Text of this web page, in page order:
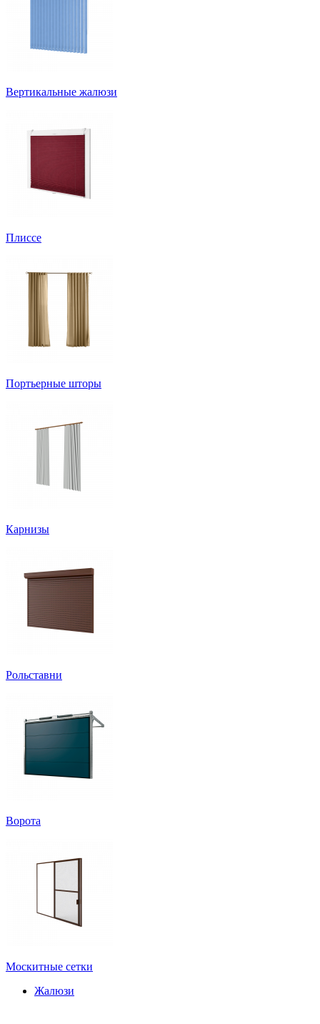
Вертикальные жалюзи
Плиссе
Портьерные шторы
Карнизы
Рольставни
Ворота
Москитные сетки
Жалюзи